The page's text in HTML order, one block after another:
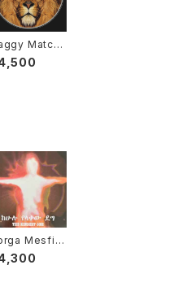
Match
- Push Pus
Mesfin
Kindest
"LP"